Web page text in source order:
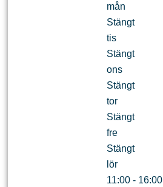
mån
Stängt
tis
Stängt
ons
Stängt
tor
Stängt
fre
Stängt
lör
11:00 - 16:00